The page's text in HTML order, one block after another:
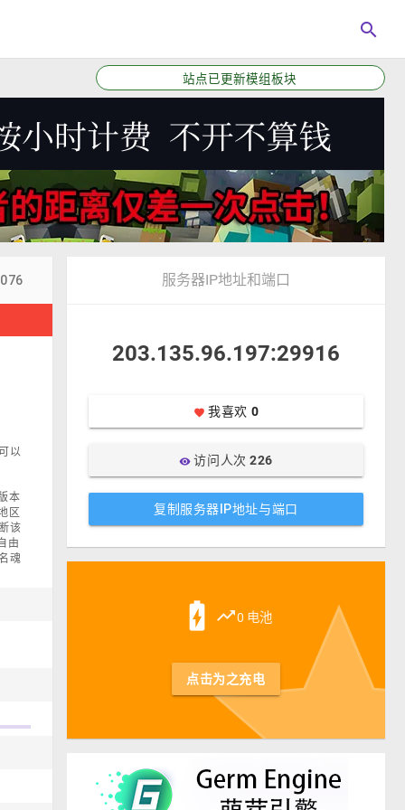
search
站点已更新模组板块
以
本
区
该
由
魂
服务器IP地址和端口
203.135.96.197:29916
favorite 我喜欢 0
visibility访问人次226
复制服务器IP地址与端口
battery_charging_full trending_up0 电池
点击为之充电